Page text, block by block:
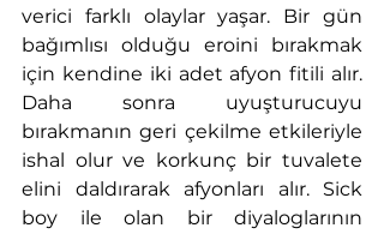
verici farklı olaylar yaşar. Bir gün
bağımlısı olduğu eroini bırakmak
için kendine iki adet afyon fitili alır.
Daha sonra uyuşturucuyu
bırakmanın geri çekilme etkileriyle
ishal olur ve korkunç bir tuvalete
elini daldırarak afyonları alır. Sick
boy ile olan bir diyaloglarının